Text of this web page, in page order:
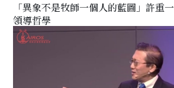
「異象不是牧師一個人的藍圖」許重
領導哲學